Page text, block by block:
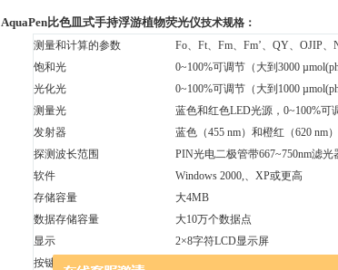
AquaPen比色皿式手持浮游植物荧光仪技术规格：
测量和计算的参数
Fo、Ft、Fm、Fm’、QY、OJIP
饱和光
0~100%可调节（大到3000
光化光
0~100%可调节（大到1000
测量光
蓝色和红色LED光源，0~100%可
发射器
蓝色（455 nm）和橙红（620 nm
探测波长范围
PIN光电二极管带667~750nm滤光
软件
Windows 2000,、XP或更高
存储容量
大4MB
数据存储容量
大10万个数据点
显示
2×8字符LCD显示屏
按键